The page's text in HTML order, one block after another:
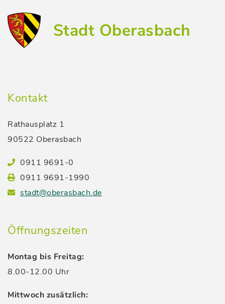
Stadt Oberasbach
Kontakt
Rathausplatz 1
90522 Oberasbach
0911 9691-0
0911 9691-1990
stadt@oberasbach.de
Öffnungszeiten
Montag bis Freitag:
8.00-12.00 Uhr
Mittwoch zusätzlich: